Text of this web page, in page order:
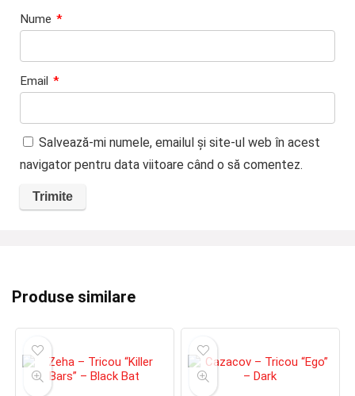
Nume *
Email *
Salvează-mi numele, emailul și site-ul web în acest
navigator pentru data viitoare când o să comentez.
Produse similare